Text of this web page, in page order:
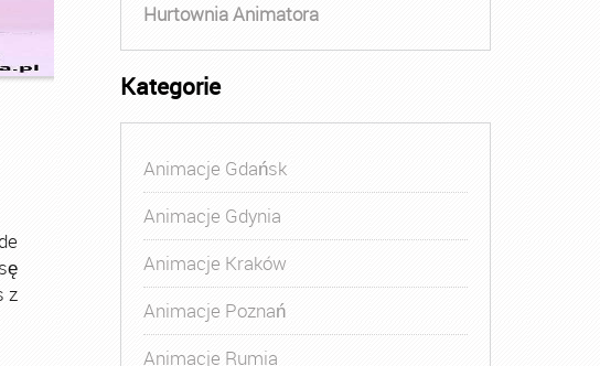
z
Hurtownia Animatora
Kategorie
Animacje Gdańsk
Animacje Gdynia
Animacje Kraków
Animacje Poznań
Animacje Rumia